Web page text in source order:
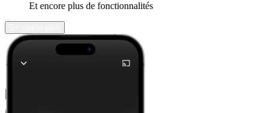
Et encore plus de fonctionnalités